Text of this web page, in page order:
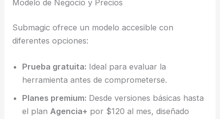
Modelo de Negocio y Precios
Submagic ofrece un modelo accesible con
diferentes opciones:
Prueba gratuita: Ideal para evaluar la
herramienta antes de comprometerse.
Planes premium: Desde versiones básicas hasta
el planAgencia+ por $120 al mes, diseñado